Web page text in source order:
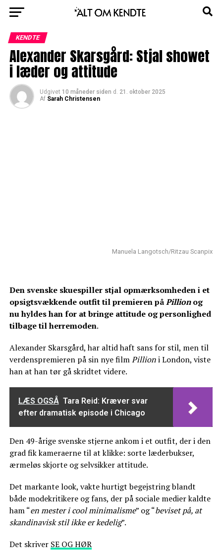
KENDTE
Alexander Skarsgård: Stjal showet
i læder og attitude
Udgivet 10 måneder siden d. 21. oktober 2025
Af Sarah Christensen
Manuela Langotsch/Ritzau Scanpix
Den svenske skuespiller stjal opmærksomheden i et
opsigtsvækkende outfit til premieren påPillionog
nu hyldes han for at bringe attitude og personlighed
tilbage til herremoden.
Alexander Skarsgård, har altid haft sans for stil, men til
verdenspremieren på sin nye filmPillioni London, viste
han at han tør gå skridtet videre.
LÆS OGSÅ Tara Reid: Kræver svar
efter dramatisk episode i Chicago
Den 49-årige svenske stjerne ankom i et outfit, der i den
grad fik kameraerne til at klikke: sorte læderbukser,
ærmeløs skjorte og selvsikker attitude.
Det markante look, vakte hurtigt begejstring blandt
både modekritikere og fans, der på sociale medier kaldte
ham “en mester i cool minimalisme” og “beviset på, at
skandinavisk stil ikke er kedelig”.
Det skriver SE OG HØR